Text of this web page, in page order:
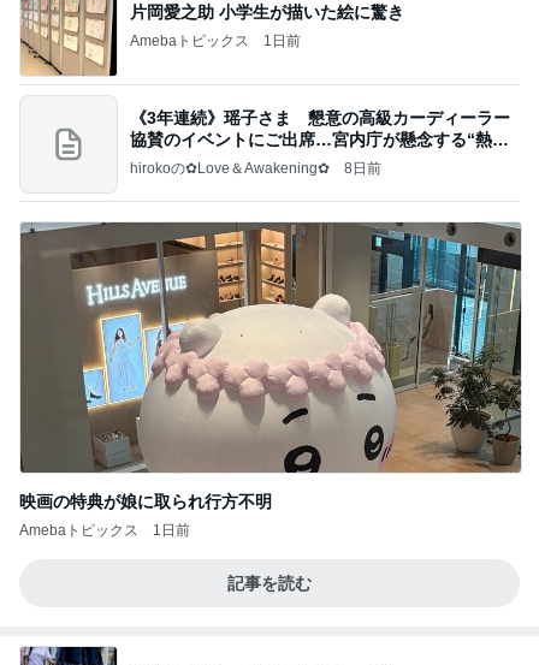
片岡愛之助 小学生が描いた絵に驚き
Amebaトピックス 1日前
《3年連続》瑶子さま 懇意の高級カーディーラー
協賛のイベントにご出席…宮内庁が懸念する“熱心
すぎ
hirokoの✿Love＆Awakening✿ 8日前
映画の特典が娘に取られ行方不明
Amebaトピックス 1日前
記事を読む